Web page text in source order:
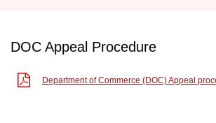
DOC Appeal Procedure
Department of Commerce (DOC) Appeal